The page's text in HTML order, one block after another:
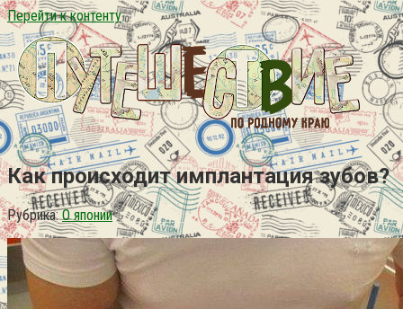
Перейти к контенту
Как происходит имплантация зубов?
Рубрика: О японии